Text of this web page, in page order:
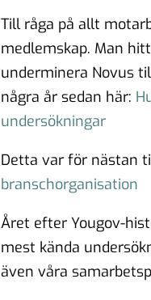
Till råga på allt
medlemskap. Man
underminera Novus
några år sedan här:
undersökningar
Detta var för nästan
branschorganisation
Året efter Yougov-
mest kända
även våra